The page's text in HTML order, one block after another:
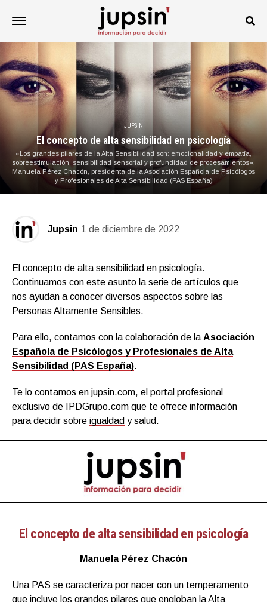
JUPSIN
El concepto de alta sensibilidad en psicología
«Los grandes pilares de la Alta Sensibilidad son: emocionalidad y empatía,
sobreestimulación, sensibilidad sensorial y profundidad de procesamientos».
Manuela Pérez Chacón, presidenta de la Asociación Española de Psicólogos
y Profesionales de Alta Sensibilidad (PAS España)
Jupsin 1 de diciembre de 2022
El concepto de alta sensibilidad en psicología.
Continuamos con este asunto la serie de artículos que
nos ayudan a conocer diversos aspectos sobre las
Personas Altamente Sensibles.
Para ello, contamos con la colaboración de laAsociación
Española de Psicólogos y Profesionales de Alta
Sensibilidad (PAS España).
Te lo contamos en jupsin.com, el portal profesional
exclusivo de IPDGrupo.com que te ofrece información
para decidir sobre igualdad y salud.
El concepto de alta sensibilidad en psicología
Manuela Pérez Chacón
Una PAS se caracteriza por nacer con un temperamento
que incluye los grandes pilares que engloban la Alta